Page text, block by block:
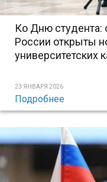
Ко Дню студента:
России открыты
университетских
23 ЯНВАРЯ 2026
Подробнее